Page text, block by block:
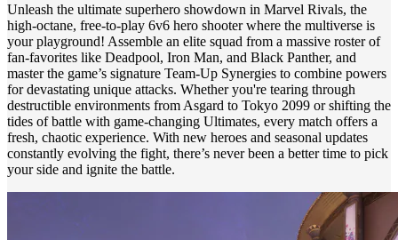
Unleash the ultimate superhero showdown in Marvel Rivals, the
high-octane, free-to-play 6v6 hero shooter where the multiverse is
your playground! Assemble an elite squad from a massive roster of
fan-favorites like Deadpool, Iron Man, and Black Panther, and
master the game’s signature Team-Up Synergies to combine powers
for devastating unique attacks. Whether you're tearing through
destructible environments from Asgard to Tokyo 2099 or shifting the
tides of battle with game-changing Ultimates, every match offers a
fresh, chaotic experience. With new heroes and seasonal updates
constantly evolving the fight, there’s never been a better time to pick
your side and ignite the battle.